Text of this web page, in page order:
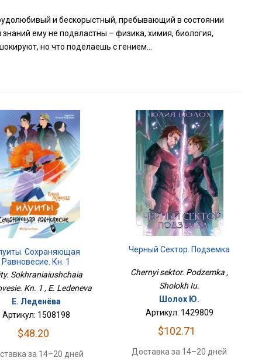
и бескорыстный, пребывающий в состоянии
ему не подвластны – физика, химия, биология,
но что поделаешь с гением…
Сохраняющая
Равновесие. Кн. 1
Sokhraniaiushchaia
Kn. 1 , E. Ledeneva
Е. Леденёва
Артикул: 1508198
$48.20
за 14–20 дней
Черный Сектор. Подземка
Chernyi sektor. Podzemka ,
Sholokh Iu.
Шолох Ю.
Артикул: 1429809
$102.71
Доставка за 14–20 дней